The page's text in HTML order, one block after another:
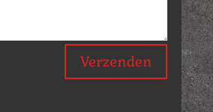
Verzenden